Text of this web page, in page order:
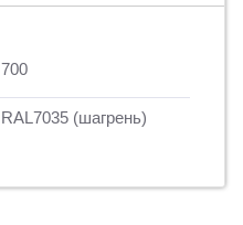
700
RAL7035 (шагрень)